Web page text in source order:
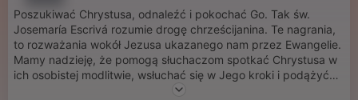
Poszukiwać Chrystusa, odnaleźć i pokochać Go. Tak św.
Josemaría Escrivá rozumie drogę chrześcijanina. Te nagrania,
to rozważania wokół Jezusa ukazanego nam przez Ewangelie.
Mamy nadzieję, że pomogą słuchaczom spotkać Chrystusa w
ich osobistej modlitwie, wsłuchać się w Jego kroki i podążyć
Jego śladem w codziennym życiu.